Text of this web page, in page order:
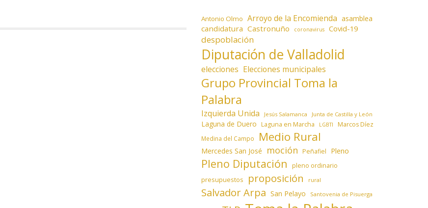
Antonio Olmo Arroyo de la Encomienda asamblea
candidatura Castronuño coronavirus Covid-19
despoblación
Diputación de Valladolid
elecciones Elecciones municipales
Grupo Provincial Toma la
Palabra
Izquierda Unida Jesús Salamanca Junta de Castilla y León
Laguna de Duero Laguna en Marcha LGBTI Marcos Díez
Medina del Campo Medio Rural
Mercedes San José moción Peñafiel Pleno
Pleno Diputación pleno ordinario
presupuestos proposición rural
Salvador Arpa San Pelayo Santovenia de Pisuerga